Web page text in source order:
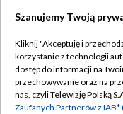
Abonament TVP
Emisja w TVP
Szanujemy Twoją
Kliknij "Akceptuję i
korzystanie z technologii
dostęp do informacji na
przechowywanie oraz na
nas, czyli Telewizję Polską
Zaufanych Partnerów z